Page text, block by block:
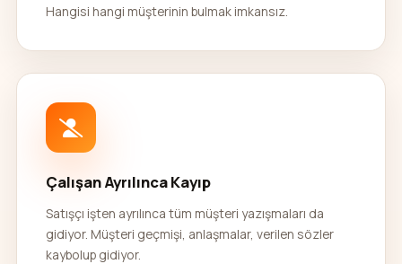
Hangisi hangi müşterinin bulmak imkansız.
Çalışan Ayrılınca Kayıp
Satışçı işten ayrılınca tüm müşteri yazışmaları da
gidiyor. Müşteri geçmişi, anlaşmalar, verilen sözler
kaybolup gidiyor.